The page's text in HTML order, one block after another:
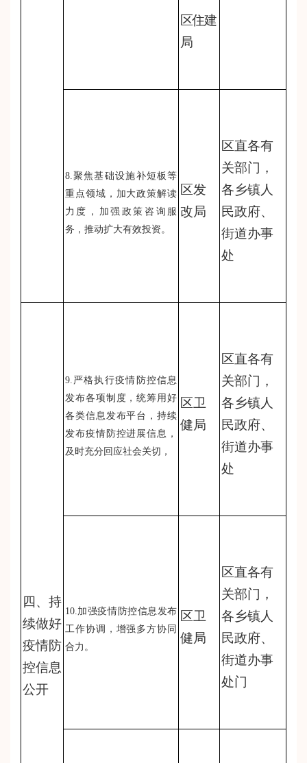
区住建
局
8.聚焦基础设施补短板等
重点领域，加大政策解读
力度，加强政策咨询服
务，推动扩大有效投资。
区发
改局
区直各有
关部门，
各乡镇人
民政府、
街道办事
处
四、持
续做好
疫情防
控信息
公开
9.严格执行疫情防控信息
发布各项制度，统筹用好
各类信息发布平台，持续
发布疫情防控进展信息，
及时充分回应社会关切，
区卫
健局
区直各有
关部门，
各乡镇人
民政府、
街道办事
处
10.加强疫情防控信息发布
工作协调，增强多方协同
合力。
区卫
健局
区直各有
关部门，
各乡镇人
民政府、
街道办事
处门